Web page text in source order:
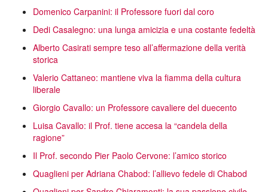
Domenico Carpanini: il Professore fuori dal coro
Dedi Casalegno: una lunga amicizia e una costante fedeltà
Alberto Casirati sempre teso all’affermazione della verità
storica
Valerio Cattaneo: mantiene viva la fiamma della cultura
liberale
Giorgio Cavallo: un Professore cavaliere del duecento
Luisa Cavallo: il Prof. tiene accesa la “candela della
ragione”
Il Prof. secondo Pier Paolo Cervone: l’amico storico
Quaglieni per Adriana Chabod: l’allievo fedele di Chabod